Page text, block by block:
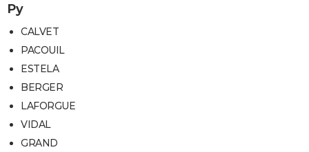
Py
CALVET
PACOUIL
ESTELA
BERGER
LAFORGUE
VIDAL
GRAND